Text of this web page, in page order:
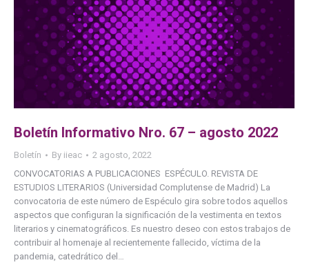
Boletín Informativo Nro. 67 – agosto 2022
Boletín By iieac
2 agosto, 2022
CONVOCATORIAS A PUBLICACIONES ESPÉCULO. REVISTA DE
ESTUDIOS LITERARIOS (Universidad Complutense de Madrid) La
convocatoria de este número de Espéculo gira sobre todos aquellos
aspectos que configuran la significación de la vestimenta en textos
literarios y cinematográficos. Es nuestro deseo con estos trabajos de
contribuir al homenaje al recientemente fallecido, víctima de la
pandemia, catedrático del…